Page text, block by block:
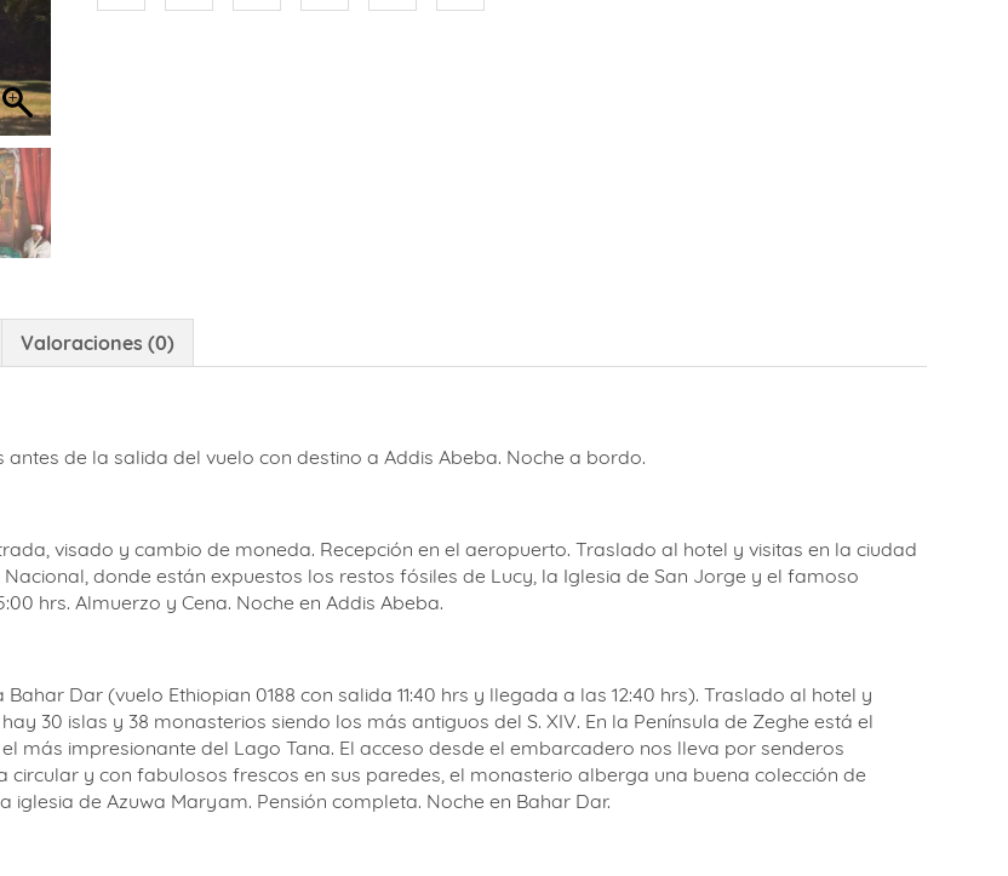
Valoraciones (0)
de la salida del vuelo con destino a Addis Abeba. Noche a bordo.
visado y cambio de moneda. Recepción en el aeropuerto. Traslado al hotel y visitas en la ciudad
donde están expuestos los restos fósiles de Lucy, la Iglesia de San Jorge y el famoso
hrs. Almuerzo y Cena. Noche en Addis Abeba.
Dar (vuelo Ethiopian 0188 con salida 11:40 hrs y llegada a las 12:40 hrs). Traslado al hotel y
30 islas y 38 monasterios siendo los más antiguos del S. XIV. En la Península de Zeghe está el
más impresionante del Lago Tana. El acceso desde el embarcadero nos lleva por senderos
y con fabulosos frescos en sus paredes, el monasterio alberga una buena colección de
iglesia de Azuwa Maryam. Pensión completa. Noche en Bahar Dar.